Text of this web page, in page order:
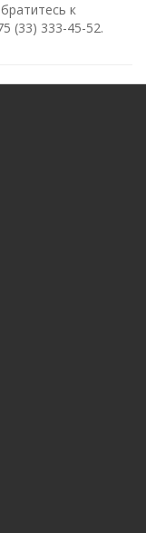
к
(33) 333-45-52.